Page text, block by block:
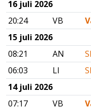
16 juli 2026
20:24
VB
15 juli 2026
08:21
AN
06:03
LI
14 juli 2026
07:17
VB